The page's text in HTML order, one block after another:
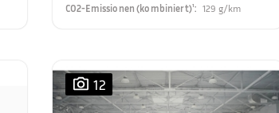
CO2-Emissionen (kombiniert)¹: 129 g/km
12